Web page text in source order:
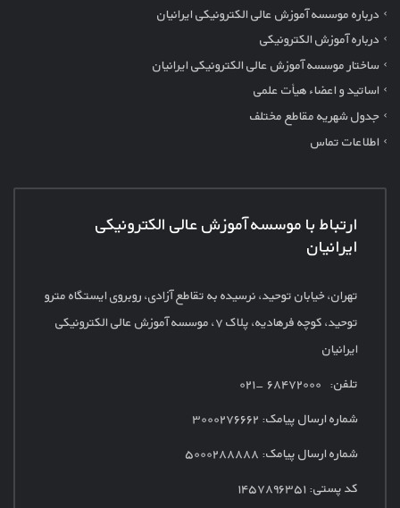
درباره موسسه آموزش عالی الکترونیکی ایرانیان
درباره آموزش الکترونیکی
ساختار موسسه آموزش عالی الکترونیکی ایرانیان
اساتید و اعضاء هیأت علمی
جدول شهریه مقاطع مختلف
اطلاعات تماس
ارتباط با موسسه آموزش عالی الکترونیکی
ایرانیان
تهران، خیابان توحید، نرسیده به تقاطع آزادی، روبروی ایستگاه مترو
توحید، کوچه فرهادیه، پلاک
۷، موسسه آموزش عالی الکترونیکی
ایرانیان
تلفن: ۶۸۴۷۲۰۰۰ -۰۲۱
شماره ارسال پیامک: ۳۰۰۰۲۷۶۶۶۲
شماره ارسال پیامک: ۵۰۰۰۲۸۸۸۸۸
کد پستی: ۱۴۵۷۸۹۶۳۵۱